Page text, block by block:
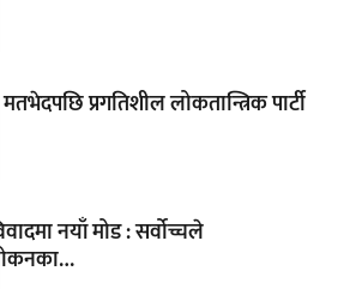
प्रगतिशील लोकतान्त्रिक पार्टी
नयाँ मोड : सर्वोच्चले